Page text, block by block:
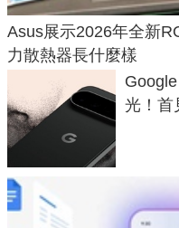
Asus展示2026年全新
力散熱器長什麼樣
光！首